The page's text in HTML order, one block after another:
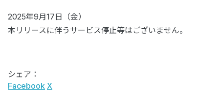
2025年9月17日（金）
本リリースに伴うサービス停止等はございません。
シェア：
Facebook X